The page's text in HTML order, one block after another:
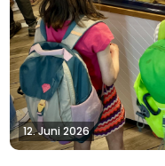
12. Juni 2026